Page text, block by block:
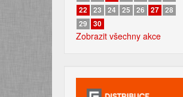
22
23 24 25 26 27 28
29
30
Zobrazit všechny akce